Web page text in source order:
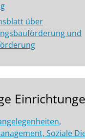
über
und
Soziale